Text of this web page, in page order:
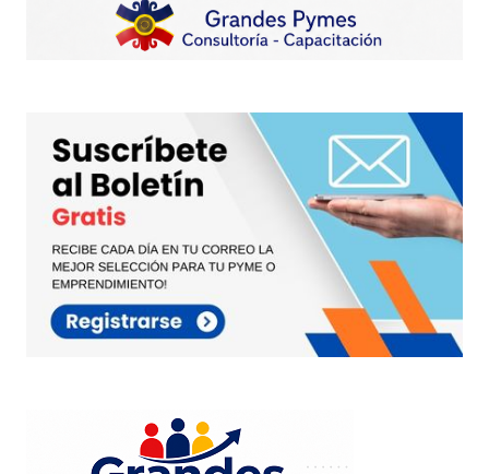
Totalmente de acuerdo Gabriela…
Es más, existe alguien que pueda considerar
Estoy absolutamente convencido que no
…..enfáticamente digo que no !.
Por lo tanto el tema no pasa por discutirlas o
resaltar lo malo o lo «menos positivo» sino en
apalancarnos sobre las fortalezas y
oportunidades que generan.
O acaso no hay casos de nepotismo,
diferencias, clanes, etc dentro de las
empresas no familiares (las profesionales !!!!)
Un saludo !
Juan Carlos